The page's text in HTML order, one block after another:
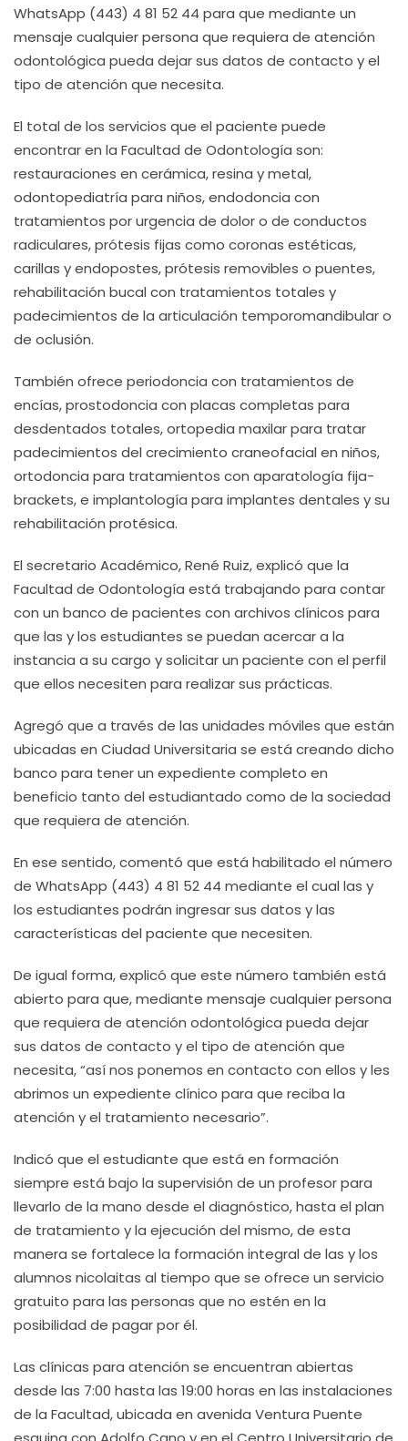
WhatsApp (443) 4 81 52 44 para que mediante un
mensaje cualquier persona que requiera de atención
odontológica pueda dejar sus datos de contacto y el
tipo de atención que necesita.
El total de los servicios que el paciente puede
encontrar en la Facultad de Odontología son:
restauraciones en cerámica, resina y metal,
odontopediatría para niños, endodoncia con
tratamientos por urgencia de dolor o de conductos
radiculares, prótesis fijas como coronas estéticas,
carillas y endopostes, prótesis removibles o puentes,
rehabilitación bucal con tratamientos totales y
padecimientos de la articulación temporomandibular o
de oclusión.
También ofrece periodoncia con tratamientos de
encías, prostodoncia con placas completas para
desdentados totales, ortopedia maxilar para tratar
padecimientos del crecimiento craneofacial en niños,
ortodoncia para tratamientos con aparatología fija-
brackets, e implantología para implantes dentales y su
rehabilitación protésica.
El secretario Académico, René Ruiz, explicó que la
Facultad de Odontología está trabajando para contar
con un banco de pacientes con archivos clínicos para
que las y los estudiantes se puedan acercar a la
instancia a su cargo y solicitar un paciente con el perfil
que ellos necesiten para realizar sus prácticas.
Agregó que a través de las unidades móviles que están
ubicadas en Ciudad Universitaria se está creando dicho
banco para tener un expediente completo en
beneficio tanto del estudiantado como de la sociedad
que requiera de atención.
En ese sentido, comentó que está habilitado el número
de WhatsApp (443) 4 81 52 44 mediante el cual las y
los estudiantes podrán ingresar sus datos y las
características del paciente que necesiten.
De igual forma, explicó que este número también está
abierto para que, mediante mensaje cualquier persona
que requiera de atención odontológica pueda dejar
sus datos de contacto y el tipo de atención que
necesita, “así nos ponemos en contacto con ellos y les
abrimos un expediente clínico para que reciba la
atención y el tratamiento necesario”.
Indicó que el estudiante que está en formación
siempre está bajo la supervisión de un profesor para
llevarlo de la mano desde el diagnóstico, hasta el plan
de tratamiento y la ejecución del mismo, de esta
manera se fortalece la formación integral de las y los
alumnos nicolaitas al tiempo que se ofrece un servicio
gratuito para las personas que no estén en la
posibilidad de pagar por él.
Las clínicas para atención se encuentran abiertas
desde las 7:00 hasta las 19:00 horas en las instalaciones
de la Facultad, ubicada en avenida Ventura Puente